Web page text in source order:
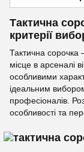
Тактична
критерії
Тактична сорочка
місце в арсеналі
особливими
ідеальним
професіоналів.
особливості та